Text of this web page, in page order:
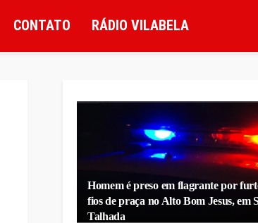
CONTATO RÁDIO VILABELA
Homem é preso em flagrante por
fios de praça no Alto Bom Jesus, em
Talhada